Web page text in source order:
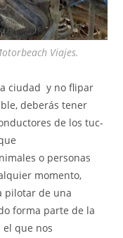
Viajes.
ciudad y no flipar
deberás tener
de los tuc-
o personas
momento,
pilotar de una
forma parte de la
que nos